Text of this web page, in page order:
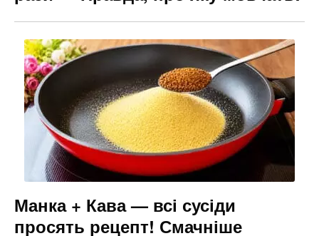
Манка + Кава — всі сусіди
просять рецепт! Смачніше